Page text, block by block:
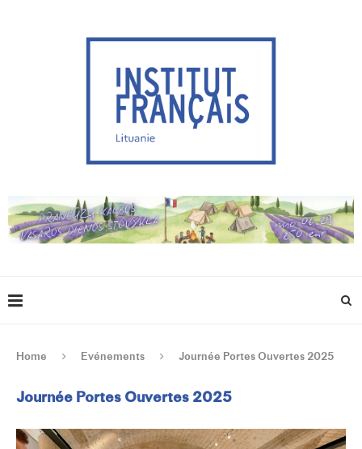
Home Evénements Journée Portes Ouvertes 2025
Journée Portes Ouvertes 2025